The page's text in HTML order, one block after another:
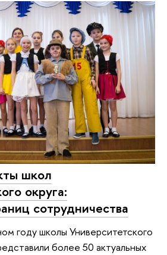
школ
округа:
сотрудничества
году школы Университетского
более 50 актуальных